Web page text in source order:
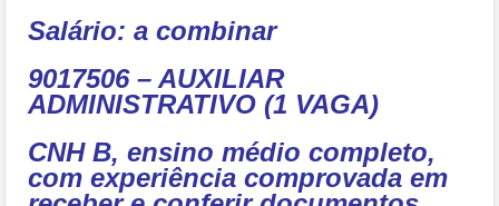
Salário: a combinar
9017506 – AUXILIAR
ADMINISTRATIVO (1 VAGA)
CNH B, ensino médio completo,
com experiência comprovada em